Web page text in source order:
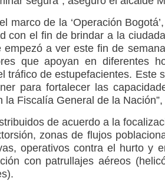
marco de la ‘Operación
con el fin de brindar a la
a ver este fin de
que apoyan en diferentes
tráfico de estupefacientes. Este
para fortalecer las
Fiscalía General de la
de acuerdo a la
zonas de flujos
operativos contra el hurto y
con patrullajes aéreos